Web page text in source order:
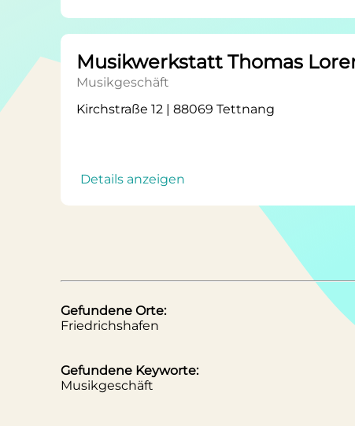
Musikwerkstatt Thomas
Musikgeschäft
Kirchstraße 12 | 88069 Tettnang
Details anzeigen
Gefundene Orte:
Friedrichshafen
Gefundene Keyworte:
Musikgeschäft